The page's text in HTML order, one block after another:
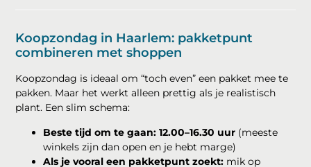
Koopzondag in Haarlem: pakketpunt
combineren met shoppen
Koopzondag is ideaal om “toch even” een pakket mee te
pakken. Maar het werkt alleen prettig als je realistisch
plant. Een slim schema:
Beste tijd om te gaan: 12.00–16.30 uur (meeste
winkels zijn dan open en je hebt marge)
Als je vooral een pakketpunt zoekt: mik op